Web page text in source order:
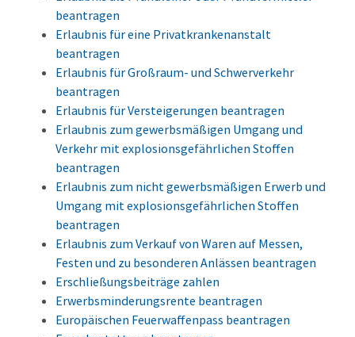
beantragen
Erlaubnis für eine Privatkrankenanstalt
beantragen
Erlaubnis für Großraum- und Schwerverkehr
beantragen
Erlaubnis für Versteigerungen beantragen
Erlaubnis zum gewerbsmäßigen Umgang und
Verkehr mit explosionsgefährlichen Stoffen
beantragen
Erlaubnis zum nicht gewerbsmäßigen Erwerb und
Umgang mit explosionsgefährlichen Stoffen
beantragen
Erlaubnis zum Verkauf von Waren auf Messen,
Festen und zu besonderen Anlässen beantragen
Erschließungsbeiträge zahlen
Erwerbsminderungsrente beantragen
Europäischen Feuerwaffenpass beantragen